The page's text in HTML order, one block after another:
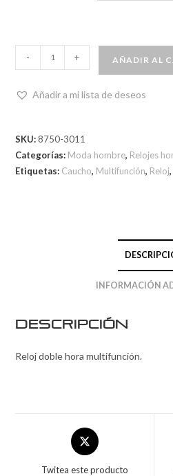
- + AÑADIR AL
Añadir a mi lista de deseos
SKU:8750-3011
Categorías: Moda hombre, Relojes
Etiquetas: Caucho, Multifunción, Reloj,
INFORMACIÓN
Descripción
Reloj doble hora multifunción.
Twitea este producto